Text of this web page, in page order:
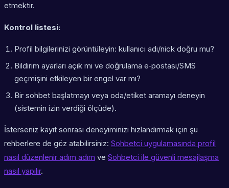
etmektir.
Kontrol listesi:
Profil bilgilerinizi görüntüleyin: kullanıcı adı/nick doğru mu?
Bildirim ayarları açık mı ve doğrulama e‑postası/SMS
geçmişini etkileyen bir engel var mı?
Bir sohbet başlatmayı veya oda/etiket aramayı deneyin
(sistemin izin verdiği ölçüde).
İsterseniz kayıt sonrası deneyiminizi hızlandırmak için şu
rehberlere de göz atabilirsiniz: Sohbetci uygulamasında profil
nasıl düzenlenir adım adım ve Sohbetci ile güvenli mesajlaşma
nasıl yapılır.